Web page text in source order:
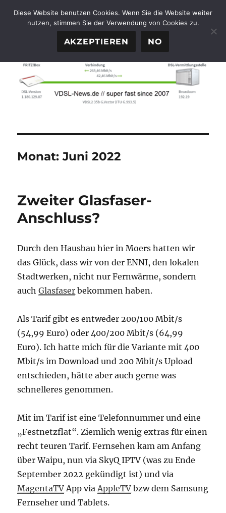
FTTH-News.de
Monat:Juni 2022
Zweiter Glasfaser-
Anschluss?
Durch den Hausbau hier in Moers hatten wir
das Glück, dass wir von der ENNI, den lokalen
Stadtwerken, nicht nur Fernwärme, sondern
auchGlasfaser bekommen haben.
Als Tarif gibt es entweder 200/100 Mbit/s
(54,99 Euro) oder 400/200 Mbit/s (64,99
Euro). Ich hatte mich für die Variante mit 400
Mbit/s im Download und 200 Mbit/s Upload
entschieden, hätte aber auch gerne was
schnelleres genommen.
Mit im Tarif ist eine Telefonnummer und eine
„Festnetzflat“. Ziemlich wenig extras für einen
recht teuren Tarif. Fernsehen kam am Anfang
über Waipu, nun via SkyQ IPTV (was zu Ende
September 2022 gekündigt ist) und via
MagentaTV App via AppleTV bzw dem Samsung
Fernseher und Tablets.
Diese Website benutzen Cookies. Wenn Sie die Website weiter
nutzen, stimmen Sie der Verwendung von Cookies zu.
AKZEPTIEREN NO